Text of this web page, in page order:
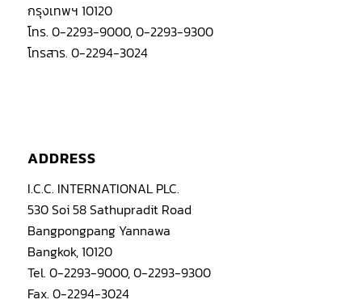
กรุงเทพฯ 10120
โทร. 0-2293-9000, 0-2293-9300
โทรสาร. 0-2294-3024
ADDRESS
I.C.C. INTERNATIONAL PLC.
530 Soi 58 Sathupradit Road
Bangpongpang Yannawa
Bangkok, 10120
Tel. 0-2293-9000, 0-2293-9300
Fax. 0-2294-3024